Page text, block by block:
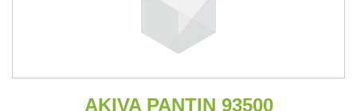
AKIVA PANTIN 93500